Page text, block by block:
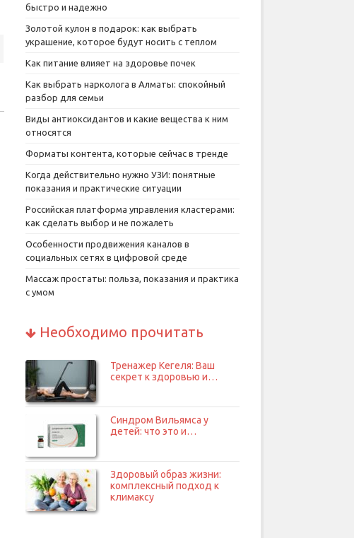
быстро и надежно
Золотой кулон в подарок: как выбрать
украшение, которое будут носить с теплом
Как питание влияет на здоровье почек
Как выбрать нарколога в Алматы: спокойный
разбор для семьи
Виды антиоксидантов и какие вещества к ним
относятся
Форматы контента, которые сейчас в тренде
Когда действительно нужно УЗИ: понятные
показания и практические ситуации
Российская платформа управления кластерами:
как сделать выбор и не пожалеть
Особенности продвижения каналов в
социальных сетях в цифровой среде
Массаж простаты: польза, показания и практика
с умом
Необходимо прочитать
Тренажер Кегеля: Ваш
секрет к здоровью и…
Синдром Вильямса у
детей: что это и…
Здоровый образ жизни:
комплексный подход к
климаксу